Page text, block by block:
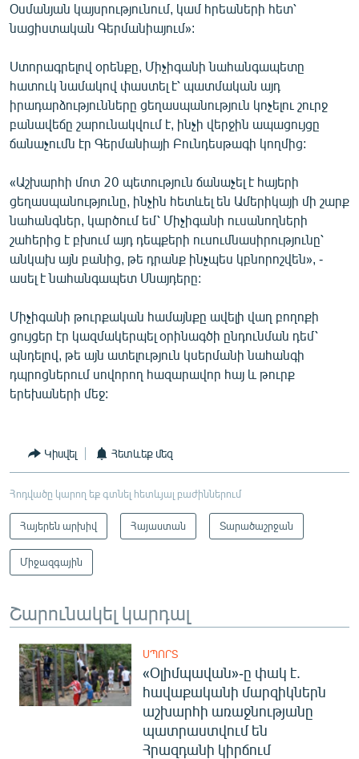
Օսմանյան կայսրությունում, կամ հրեաների հետ՝
նացիստական Գերմանիայում»:
Ստորագրելով օրենքը, Միչիգանի նահանգապետը
հատուկ նամակով փաստել է՝ պատմական այդ
իրադարձությունները ցեղասպանություն կոչելու շուրջ
բանավեճը շարունակվում է, ինչի վերջին ապացույցը
ճանաչումն էր Գերմանիայի Բունդեսթագի կողմից:
«Աշխարհի մոտ 20 պետություն ճանաչել է հայերի
ցեղասպանությունը, ինչին հետևել են Ամերիկայի մի շարք
նահանգներ, կարծում եմ՝ Միչիգանի ուսանողների
շահերից է բխում այդ դեպքերի ուսումնասիրությունը՝
անկախ այն բանից, թե դրանք ինչպես կբնորոշվեն», -
ասել է նահանգապետ Սնայդերը:
Միչիգանի թուրքական համայնքը ավելի վաղ բողոքի
ցույցեր էր կազմակերպել օրինագծի ընդունման դեմ՝
պնդելով, թե այն ատելություն կսերմանի նահանգի
դպրոցներում սովորող հազարավոր հայ և թուրք
երեխաների մեջ:
Կիսվել Հետևեք մեզ
Հոդվածը կարող եք գտնել հետևյալ բաժիններում
Հայերեն արխիվ Հայաստան Տարածաշրջան
Միջազգային
Շարունակել կարդալ
ՍՊՈՐՏ
«Օլիմպավան»-ը փակ է.
հավաքականի մարզիկներն
աշխարհի առաջնությանը
պատրաստվում են
Հրազդանի կիրճում